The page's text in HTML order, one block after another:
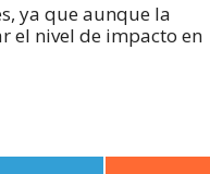
ya que aunque la
el nivel de impacto en